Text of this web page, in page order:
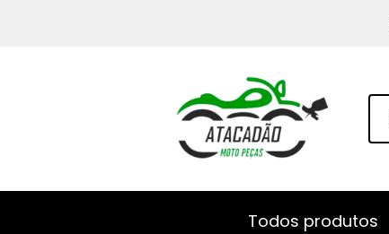
Todos produtos